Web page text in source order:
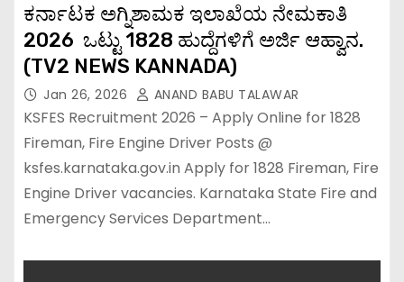
ಕರ್ನಾಟಕ ಅಗ್ನಿಶಾಮಕ ಇಲಾಖೆಯ ನೇಮಕಾತಿ
2026 ಒಟ್ಟು 1828 ಹುದ್ದೆಗಳಿಗೆ ಅರ್ಜಿ ಆಹ್ವಾನ.
(TV2 NEWS KANNADA)
Jan 26, 2026 ANAND BABU TALAWAR
KSFES Recruitment 2026 – Apply Online for 1828
Fireman, Fire Engine Driver Posts @
ksfes.karnataka.gov.in Apply for 1828 Fireman, Fire
Engine Driver vacancies. Karnataka State Fire and
Emergency Services Department…